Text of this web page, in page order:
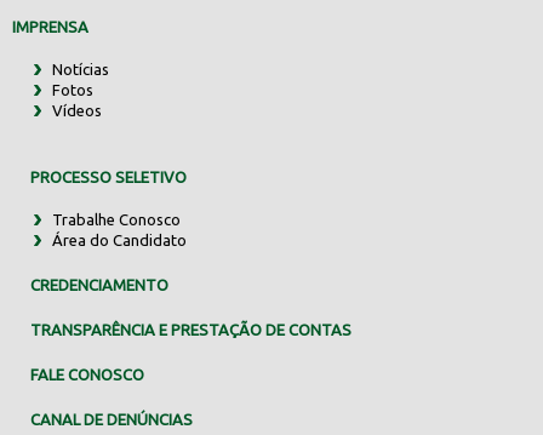
IMPRENSA
Notícias
Fotos
Vídeos
PROCESSO SELETIVO
Trabalhe Conosco
Área do Candidato
CREDENCIAMENTO
TRANSPARÊNCIA E PRESTAÇÃO DE CONTAS
FALE CONOSCO
CANAL DE DENÚNCIAS